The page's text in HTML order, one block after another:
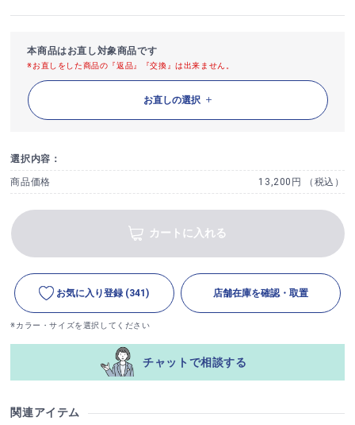
本商品はお直し対象商品です
※お直しをした商品の『返品』『交換』は出来ません。
お直しの選択
選択内容：
商品価格 13,200円 （税込）
カートに入れる
お気に入り登録 (341) 店舗在庫を確認・取置
※カラー・サイズを選択してください
チャットで相談する
関連アイテム